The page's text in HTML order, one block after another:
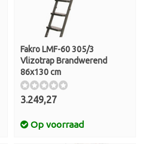
Fakro LMF-60 305/3
Vlizotrap Brandwerend
86x130 cm
3.249,27
Op voorraad